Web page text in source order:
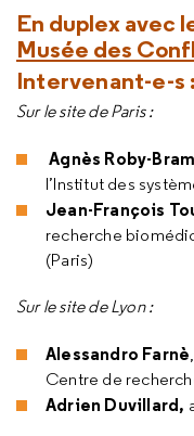
En duplex avec
Musée des
Intervenant-e-s :
Sur le site de Paris :
Agnès Roby-
l’Institut des
Jean-François
recherche
(Paris)
Sur le site de Lyon :
Alessandro Farnè
Centre de
Adrien Duvillard,